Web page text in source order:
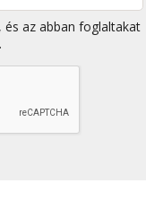
az abban foglaltakat